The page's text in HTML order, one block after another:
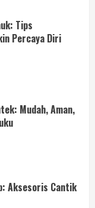
Tips
Percaya Diri
Mudah, Aman,
Aksesoris Cantik